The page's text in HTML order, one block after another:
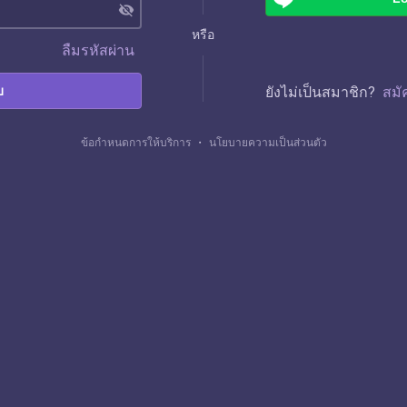
visibility_off
ลืมรหัสผ่าน
หรือ
ยังไม่เป็นสมาชิก? สมั
ข้อกำหนดการให้บริการ ・ นโยบายความเป็นส่วนตัว